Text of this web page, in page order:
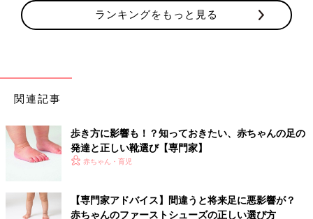
ランキングをもっと見る
関連記事
歩き方に影響も！？知っておきたい、赤ちゃんの足の
発達と正しい靴選び【専門家】
赤ちゃん・育児
【専門家アドバイス】間違うと将来足に悪影響が？
赤ちゃんのファーストシューズの正しい選び方